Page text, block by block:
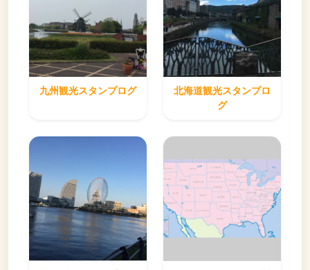
九州観光スタンプログ
北海道観光スタンプロ
グ